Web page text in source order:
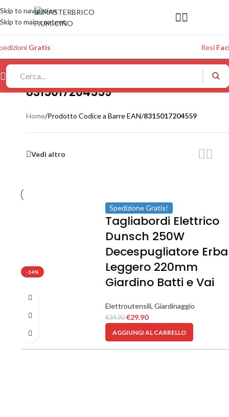
Skip to navigation
Skip to main content
Gratis Resi
8315017204559
Home/Prodotto Codice a Barre EAN/8315017204559
Vedi altro
-14%
Spedizione Gratis!
Tagliabordi Elettrico
Dunsch 250W
Decespugliatore Erba
Leggero 220mm
Giardino Batti e Vai
Elettroutensili, Giardinaggio
€34.90 €29.90
AGGIUNGI AL CARRELLO